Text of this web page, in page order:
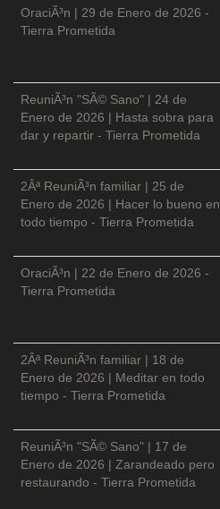
OraciÃ³n | 29 de Enero de 2026 -
Tierra Prometida
ReuniÃ³n "SÃ© Sano" | 24 de
Enero de 2026 | Hasta sobra para
dar y repartir - Tierra Prometida
2Âª ReuniÃ³n familiar | 25 de
Enero de 2026 | Hacer lo bueno en
todo tiempo - Tierra Prometida
OraciÃ³n | 22 de Enero de 2026 -
Tierra Prometida
2Âª ReuniÃ³n familiar | 18 de
Enero de 2026 | Meditar en todo
tiempo - Tierra Prometida
ReuniÃ³n "SÃ© Sano" | 17 de
Enero de 2026 | Zarandeado pero
restaurando - Tierra Prometida